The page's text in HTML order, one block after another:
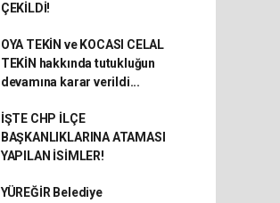
ÇEKİLDİ!
OYA TEKİN ve KOCASI CELAL
TEKİN hakkında tutukluğun
devamına karar verildi...
İŞTE CHP İLÇE
BAŞKANLIKLARINA ATAMASI
YAPILAN İSİMLER!
YÜREĞİR Belediye